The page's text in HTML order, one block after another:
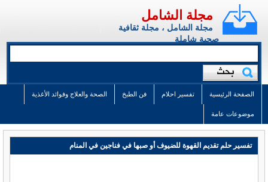
مجلة الشامل
مجلة الشامل ، مجلة ثقافية
صحية شاملة
الصفحة الرئيسية تفسير احلام فن الطبخ الصحة والعلاج وفوائد الأغذية
موضوعات عامة
تفسير حلم تقديم القهوة للضيوف أو صبها في فناجين في المنام